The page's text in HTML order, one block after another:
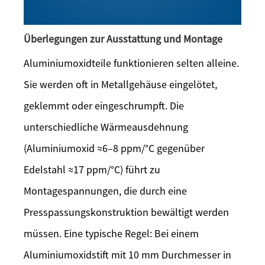
Überlegungen zur Ausstattung und Montage
Aluminiumoxidteile funktionieren selten alleine.
Sie werden oft in Metallgehäuse eingelötet,
geklemmt oder eingeschrumpft. Die
unterschiedliche Wärmeausdehnung
(Aluminiumoxid ≈6–8 ppm/°C gegenüber
Edelstahl ≈17 ppm/°C) führt zu
Montagespannungen, die durch eine
Presspassungskonstruktion bewältigt werden
müssen. Eine typische Regel: Bei einem
Aluminiumoxidstift mit 10 mm Durchmesser in